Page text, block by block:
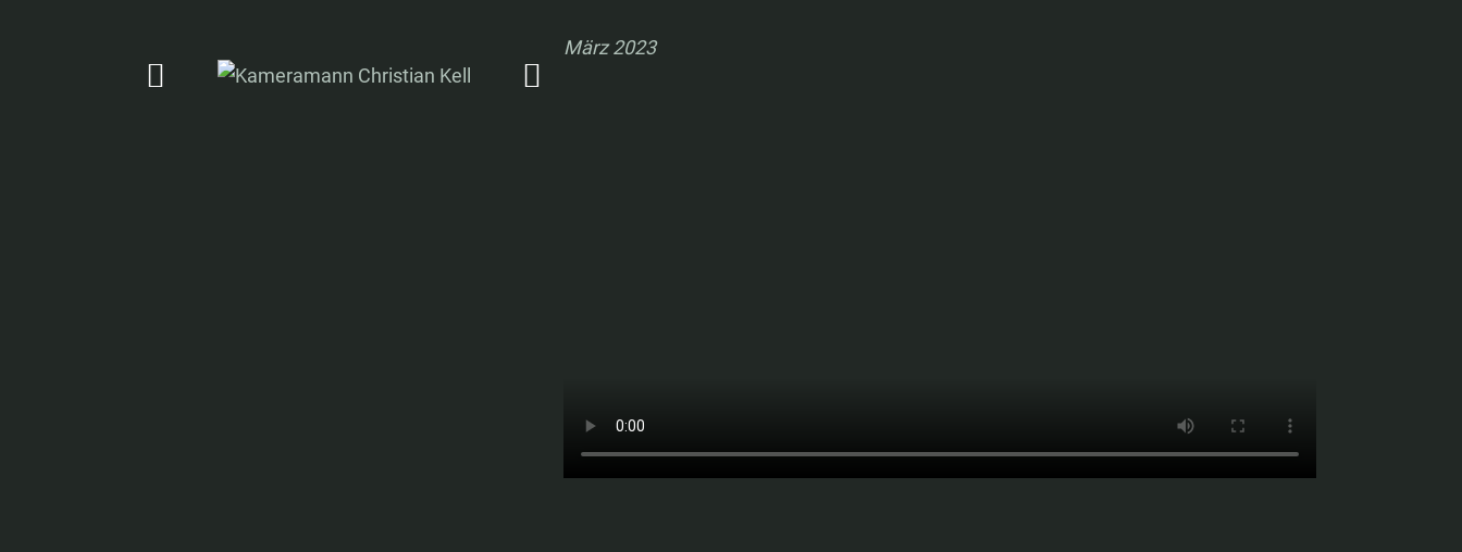
März 2023